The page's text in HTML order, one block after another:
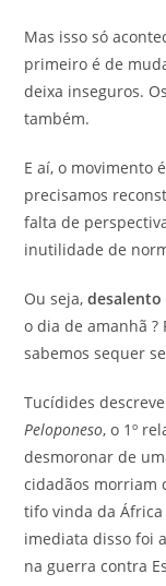
Mas isso só
primeiro é de
deixa inseguros. Os
também.
E aí, o movimento
precisamos
falta de
inutilidade de
Ou seja,desalento
o dia de amanhã ?
sabemos sequer
Tucídides
Peloponeso, o 1º
desmoronar de
cidadãos morriam
tifo vinda da
imediata disso foi
na guerra contra